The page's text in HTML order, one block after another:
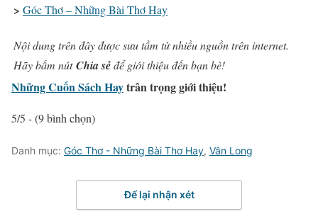
> Góc Thơ – Những Bài Thơ Hay
Nội dung trên đây được sưu tầm từ nhiều nguồn trên internet.
Hãy bấm nútChia sẻđể giới thiệu đến bạn bè!
Những Cuốn Sách Haytrân trọng giới thiệu!
5/5 - (9 bình chọn)
Danh mục: Góc Thơ - Những Bài Thơ Hay, Vân Long
Để lại nhận xét